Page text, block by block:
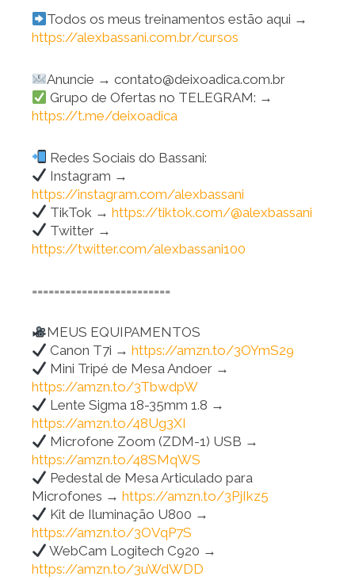
Todos os meus treinamentos estão aqui →
https://alexbassani.com.br/cursos
Anuncie → contato@deixoadica.com.br
Grupo de Ofertas no TELEGRAM: →
https://t.me/deixoadica
Redes Sociais do Bassani:
Instagram →
https://instagram.com/alexbassani
TikTok →https://tiktok.com/@alexbassani
Twitter →
https://twitter.com/alexbassani100
=========================
MEUS EQUIPAMENTOS
Canon T7i →https://amzn.to/3OYmS29
Mini Tripé de Mesa Andoer →
https://amzn.to/3TbwdpW
Lente Sigma 18-35mm 1.8 →
https://amzn.to/48Ug3XI
Microfone Zoom (ZDM-1) USB →
https://amzn.to/48SMqWS
Pedestal de Mesa Articulado para
Microfones → https://amzn.to/3PjIkz5
Kit de Iluminação U800 →
https://amzn.to/3OVqP7S
WebCam Logitech C920 →
https://amzn.to/3uWdWDD